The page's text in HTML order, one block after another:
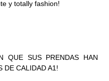
y totally fashion!
QUE SUS PRENDAS HAN
DE CALIDAD A1!